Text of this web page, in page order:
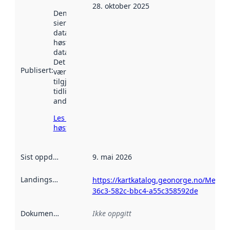
Publisert:
Denne datoen
sier når
datasettet ble
høstet av
data.norge.no.
Det kan ha
vært
tilgjengelig
tidligere
andre steder.
Les mer om
høsting her
28. oktober 2025
Sist oppdatert 9. mai 2026
Landingsside
https://kartkatalog.geonorge.no/
36c3-582c-bbc4-a55c358592de
Dokumentasjon Ikke oppgitt